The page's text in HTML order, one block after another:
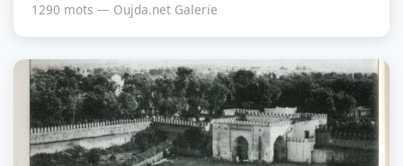
1290 mots — Oujda.net Galerie